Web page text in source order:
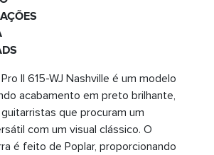
II 615-WJ Nashville é um modelo
acabamento em preto brilhante,
que procuram um
com um visual clássico. O
é feito de Poplar, proporcionando